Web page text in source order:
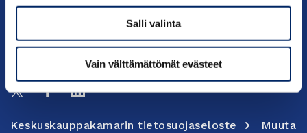
Salli valinta
Vain välttämättömät evästeet
Helsinki
Seuraa meitä:
Keskuskauppakamarin tietosuojaseloste Muuta